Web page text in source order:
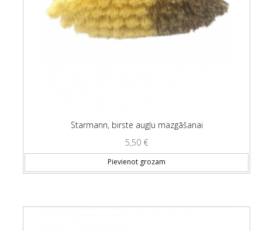
Starmann, birste augļu mazgāšanai
5,50 €
Pievienot grozam